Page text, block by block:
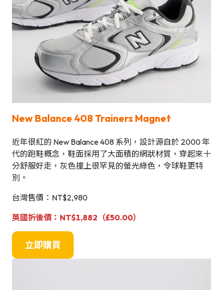
New Balance 408 Trainers Magnet
近年很紅的 New Balance 408 系列，設計源自於 2000 年
代的跑鞋概念，鞋面採用了大面積的網狀材質，穿起來十
分舒服好走，灰色撞上很罕見的螢光綠色，令球鞋更特
別。
台灣售價：NT$2,980
英國折後價：NT$1,882（£50.00）
立即購買